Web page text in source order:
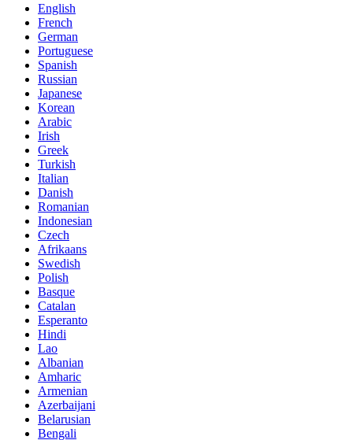
English
French
German
Portuguese
Spanish
Russian
Japanese
Korean
Arabic
Irish
Greek
Turkish
Italian
Danish
Romanian
Indonesian
Czech
Afrikaans
Swedish
Polish
Basque
Catalan
Esperanto
Hindi
Lao
Albanian
Amharic
Armenian
Azerbaijani
Belarusian
Bengali